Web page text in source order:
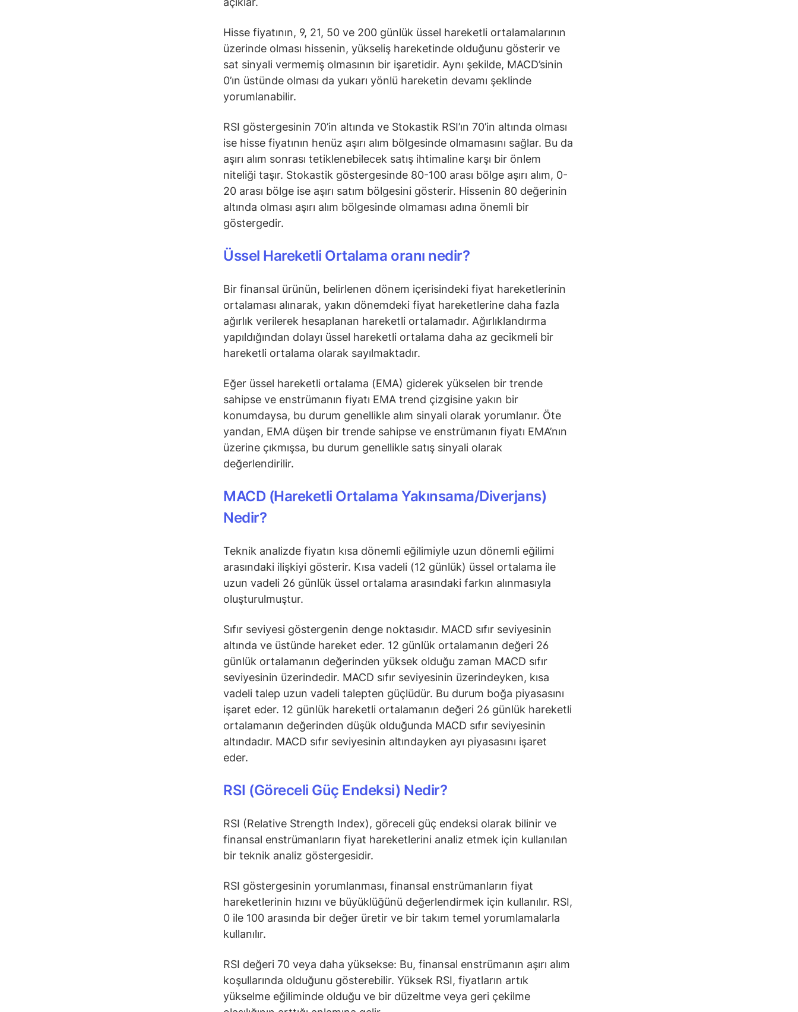
Hisse fiyatının, 9, 21, 50 ve 200 günlük üssel hareketli ortalamalarının
üzerinde olması hissenin, yükseliş hareketinde olduğunu gösterir ve
sat sinyali vermemiş olmasının bir işaretidir. Aynı şekilde, MACD’sinin
0’ın üstünde olması da yukarı yönlü hareketin devamı şeklinde
yorumlanabilir.
RSI göstergesinin 70’in altında ve Stokastik RSI’ın 70’in altında olması
ise hisse fiyatının henüz aşırı alım bölgesinde olmamasını sağlar. Bu da
aşırı alım sonrası tetiklenebilecek satış ihtimaline karşı bir önlem
niteliği taşır. Stokastik göstergesinde 80-100 arası bölge aşırı alım, 0-
20 arası bölge ise aşırı satım bölgesini gösterir. Hissenin 80 değerinin
altında olması aşırı alım bölgesinde olmaması adına önemli bir
göstergedir.
Üssel Hareketli Ortalama oranı nedir?
Bir finansal ürünün, belirlenen dönem içerisindeki fiyat hareketlerinin
ortalaması alınarak, yakın dönemdeki fiyat hareketlerine daha fazla
ağırlık verilerek hesaplanan hareketli ortalamadır. Ağırlıklandırma
yapıldığından dolayı üssel hareketli ortalama daha az gecikmeli bir
hareketli ortalama olarak sayılmaktadır.
Eğer üssel hareketli ortalama (EMA) giderek yükselen bir trende
sahipse ve enstrümanın fiyatı EMA trend çizgisine yakın bir
konumdaysa, bu durum genellikle alım sinyali olarak yorumlanır. Öte
yandan, EMA düşen bir trende sahipse ve enstrümanın fiyatı EMA’nın
üzerine çıkmışsa, bu durum genellikle satış sinyali olarak
değerlendirilir.
MACD (Hareketli Ortalama Yakınsama/Diverjans)
Nedir?
Teknik analizde fiyatın kısa dönemli eğilimiyle uzun dönemli eğilimi
arasındaki ilişkiyi gösterir. Kısa vadeli (12 günlük) üssel ortalama ile
uzun vadeli 26 günlük üssel ortalama arasındaki farkın alınmasıyla
oluşturulmuştur.
Sıfır seviyesi göstergenin denge noktasıdır. MACD sıfır seviyesinin
altında ve üstünde hareket eder. 12 günlük ortalamanın değeri 26
günlük ortalamanın değerinden yüksek olduğu zaman MACD sıfır
seviyesinin üzerindedir. MACD sıfır seviyesinin üzerindeyken, kısa
vadeli talep uzun vadeli talepten güçlüdür. Bu durum boğa piyasasını
işaret eder. 12 günlük hareketli ortalamanın değeri 26 günlük hareketli
ortalamanın değerinden düşük olduğunda MACD sıfır seviyesinin
altındadır. MACD sıfır seviyesinin altındayken ayı piyasasını işaret
eder.
RSI (Göreceli Güç Endeksi) Nedir?
RSI (Relative Strength Index), göreceli güç endeksi olarak bilinir ve
finansal enstrümanların fiyat hareketlerini analiz etmek için kullanılan
bir teknik analiz göstergesidir.
RSI göstergesinin yorumlanması, finansal enstrümanların fiyat
hareketlerinin hızını ve büyüklüğünü değerlendirmek için kullanılır. RSI,
0 ile 100 arasında bir değer üretir ve bir takım temel yorumlamalarla
kullanılır.
RSI değeri 70 veya daha yüksekse: Bu, finansal enstrümanın aşırı alım
koşullarında olduğunu gösterebilir. Yüksek RSI, fiyatların artık
yükselme eğiliminde olduğu ve bir düzeltme veya geri çekilme